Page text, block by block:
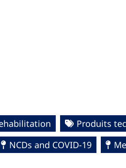
Produits
NCDs and COVID-19